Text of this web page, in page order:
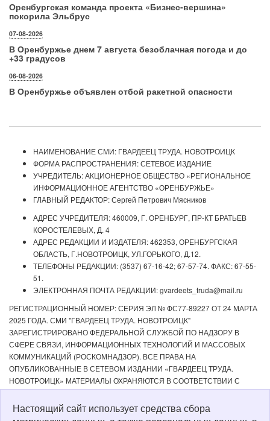
Оренбургская команда проекта «Бизнес‑вершина»
покорила Эльбрус
07-08-2026
В Оренбуржье днем 7 августа безоблачная погода и до
+33 градусов
06-08-2026
В Оренбуржье объявлен отбой ракетной опасности
НАИМЕНОВАНИЕ СМИ: ГВАРДЕЕЦ ТРУДА. НОВОТРОИЦК
ФОРМА РАСПРОСТРАНЕНИЯ: СЕТЕВОЕ ИЗДАНИЕ
УЧРЕДИТЕЛЬ: АКЦИОНЕРНОЕ ОБЩЕСТВО «РЕГИОНАЛЬНОЕ
ИНФОРМАЦИОННОЕ АГЕНТСТВО «ОРЕНБУРЖЬЕ»
ГЛАВНЫЙ РЕДАКТОР: Сергей Петрович Мясников
АДРЕС УЧРЕДИТЕЛЯ: 460009, Г. ОРЕНБУРГ, ПР-КТ БРАТЬЕВ
КОРОСТЕЛЕВЫХ, Д. 4
АДРЕС РЕДАКЦИИ И ИЗДАТЕЛЯ: 462353, ОРЕНБУРГСКАЯ
ОБЛАСТЬ, Г.НОВОТРОИЦК, УЛ.ГОРЬКОГО, Д.12.
ТЕЛЕФОНЫ РЕДАКЦИИ: (3537) 67-16-42; 67-57-74. ФАКС: 67-55-
51.
ЭЛЕКТРОННАЯ ПОЧТА РЕДАКЦИИ: gvardeets_truda@mail.ru
РЕГИСТРАЦИОННЫЙ НОМЕР: СЕРИЯ ЭЛ № ФС77-89227 ОТ 24 МАРТА
2025 ГОДА. СМИ "ГВАРДЕЕЦ ТРУДА. НОВОТРОИЦК"
ЗАРЕГИСТРИРОВАНО ФЕДЕРАЛЬНОЙ СЛУЖБОЙ ПО НАДЗОРУ В
СФЕРЕ СВЯЗИ, ИНФОРМАЦИОННЫХ ТЕХНОЛОГИЙ И МАССОВЫХ
КОММУНИКАЦИЙ (РОСКОМНАДЗОР). ВСЕ ПРАВА НА
ОПУБЛИКОВАННЫЕ В СЕТЕВОМ ИЗДАНИИ «ГВАРДЕЕЦ ТРУДА.
НОВОТРОИЦК» МАТЕРИАЛЫ ОХРАНЯЮТСЯ В СООТВЕТСТВИИ С
ЗАКОНОДАТЕЛЬСТВОМ РФ. ЛЮБОЕ ИСПОЛЬЗОВАНИЕ МАТЕРИАЛОВ
ДОПУСКАЕТСЯ ТОЛЬКО ПО СОГЛАСОВАНИЮ С РЕДАКЦИЕЙ С
ОБЯЗАТЕЛЬНОЙ АКТИВНОЙ ССЫЛКОЙ НА ИСТОЧНИК. РЕДАКЦИЯ НЕ
Настоящий сайт использует средства сбора